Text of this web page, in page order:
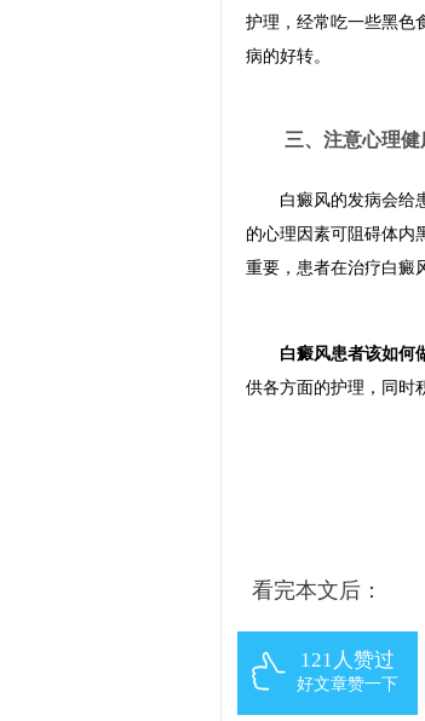
护理，经常吃一些黑色
病的好转。
三、注意心理健
白癜风的发病会给患
的心理因素可阻碍体内
重要，患者在治疗白癜
白癜风患者该如何
供各方面的护理，同时
看完本文后：
121人赞过
好文章赞一下